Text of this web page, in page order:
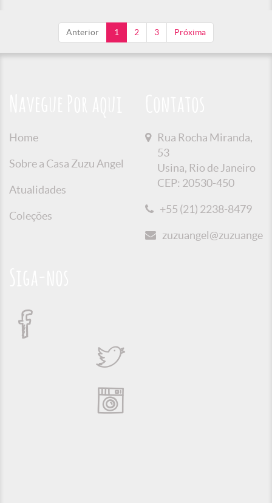
Anterior 1 2 3 Próxima
Home
Sobre a Casa Zuzu Angel
Atualidades
Coleções
Rua Rocha Miranda,
53
Usina, Rio de Janeiro
CEP: 20530-450
+55 (21) 2238-8479